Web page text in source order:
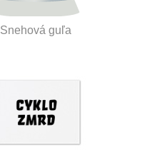
Snehová guľa